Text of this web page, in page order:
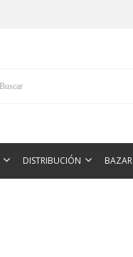
DISTRIBUCIÓN BAZAR